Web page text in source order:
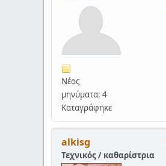
Νέος
μηνύματα: 4
Καταγράφηκε
alkisg
Τεχνικός / καθαρίστρια